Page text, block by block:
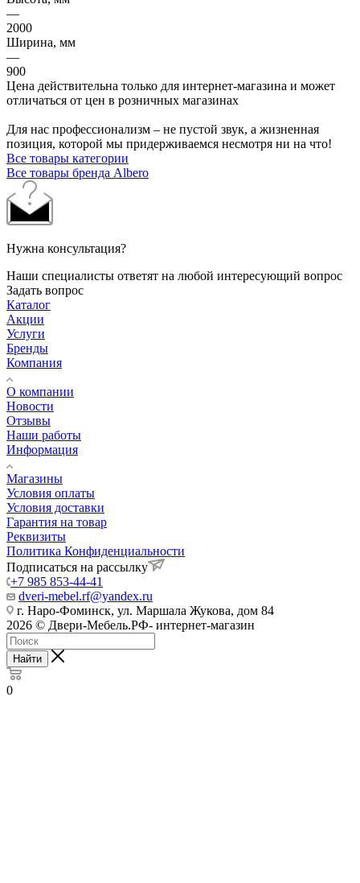
—
2000
Ширина, мм
—
900
Цена действительна только для интернет-магазина и может
отличаться от цен в розничных магазинах
Для нас профессионализм – не пустой звук, а жизненная
позиция, которой мы придерживаемся несмотря ни на что!
Все товары категории
Все товары бренда Albero
Нужна консультация?
Наши специалисты ответят на любой интересующий вопрос
Задать вопрос
Каталог
Акции
Услуги
Бренды
Компания
О компании
Новости
Отзывы
Наши работы
Информация
Магазины
Условия оплаты
Условия доставки
Гарантия на товар
Реквизиты
Политика Конфиденциальности
Подписаться на рассылку
+7 985 853-44-41
dveri-mebel.rf@yandex.ru
г. Наро-Фоминск, ул. Маршала Жукова, дом 84
2026 © Двери-Мебель.РФ- интернет-магазин
Найти
0